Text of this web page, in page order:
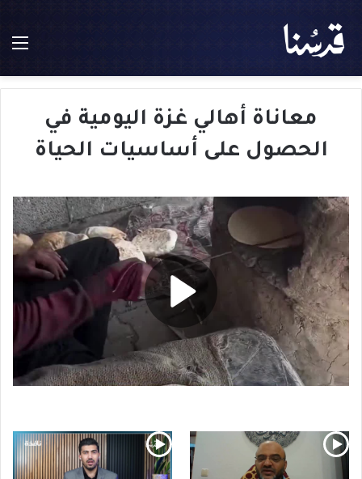
معاناة أهالي غزة اليومية في
الحصول على أساسيات الحياة